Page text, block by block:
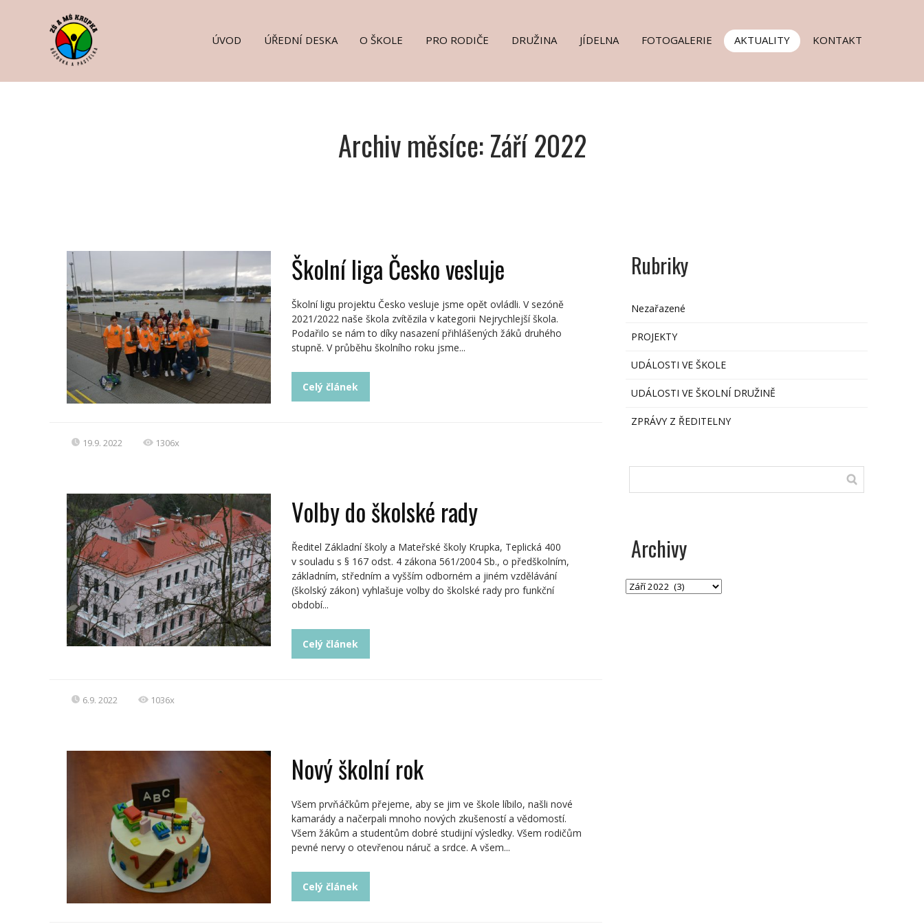
ÚVOD ÚŘEDNÍ DESKA O ŠKOLE PRO RODIČE DRUŽINA JÍDELNA FOTOGALERIE AKTUALITY KONTAKT
Archiv měsíce: Září 2022
Školní liga Česko vesluje
Školní ligu projektu Česko vesluje jsme opět ovládli. V sezóně
2021/2022 naše škola zvítězila v kategorii Nejrychlejší škola.
Podařilo se nám to díky nasazení přihlášených žáků druhého
stupně. V průběhu školního roku jsme...
Celý článek
19.9. 2022 1306x
Volby do školské rady
Ředitel Základní školy a Mateřské školy Krupka, Teplická 400
v souladu s § 167 odst. 4 zákona 561/2004 Sb., o předškolním,
základním, středním a vyšším odborném a jiném vzdělávání
(školský zákon) vyhlašuje volby do školské rady pro funkční
období...
Celý článek
6.9. 2022 1036x
Nový školní rok
Všem prvňáčkům přejeme, aby se jim ve škole líbilo, našli nové
kamarády a načerpali mnoho nových zkušeností a vědomostí.
Všem žákům a studentům dobré studijní výsledky. Všem rodičům
pevné nervy o otevřenou náruč a srdce. A všem...
Celý článek
Rubriky
Nezařazené
PROJEKTY
UDÁLOSTI VE ŠKOLE
UDÁLOSTI VE ŠKOLNÍ DRUŽINĚ
ZPRÁVY Z ŘEDITELNY
Archivy